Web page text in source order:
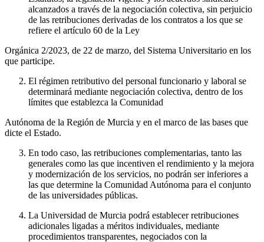
alcanzados a través de la negociación colectiva, sin perjuicio
de las retribuciones derivadas de los contratos a los que se
refiere el artículo 60 de la Ley
Orgánica 2/2023, de 22 de marzo, del Sistema Universitario en los
que participe.
El régimen retributivo del personal funcionario y laboral se
determinará mediante negociación colectiva, dentro de los
límites que establezca la Comunidad
Autónoma de la Región de Murcia y en el marco de las bases que
dicte el Estado.
En todo caso, las retribuciones complementarias, tanto las
generales como las que incentiven el rendimiento y la mejora
y modernización de los servicios, no podrán ser inferiores a
las que determine la Comunidad Autónoma para el conjunto
de las universidades públicas.
La Universidad de Murcia podrá establecer retribuciones
adicionales ligadas a méritos individuales, mediante
procedimientos transparentes, negociados con la